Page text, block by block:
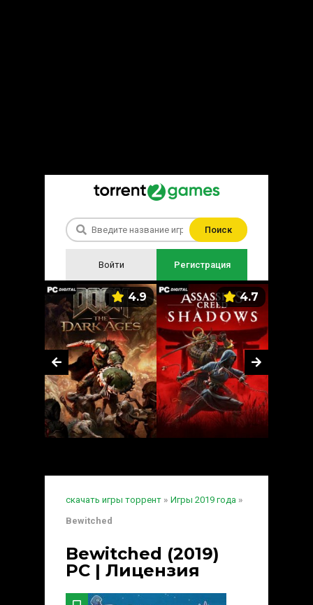
Поиск
Войти Регистрация
4.9 4.7
скачать игры торрент » Игры 2019 года »
Bewitched
Bewitched (2019)
PC | Лицензия